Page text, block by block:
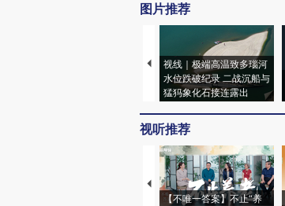
图片推荐
视线｜极端高温致多瑙河
水位跌破纪录 二战沉船与
猛犸象化石接连露出
视听推荐
【不唯一答案】不止“养